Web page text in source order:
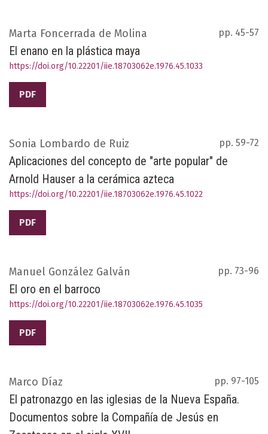
Marta Foncerrada de Molina pp. 45-57
El enano en la plástica maya
https://doi.org/10.22201/iie.18703062e.1976.45.1033
PDF
Sonia Lombardo de Ruiz pp. 59-72
Aplicaciones del concepto de "arte popular" de
Arnold Hauser a la cerámica azteca
https://doi.org/10.22201/iie.18703062e.1976.45.1022
PDF
Manuel González Galván pp. 73-96
El oro en el barroco
https://doi.org/10.22201/iie.18703062e.1976.45.1035
PDF
Marco Díaz pp. 97-105
El patronazgo en las iglesias de la Nueva España.
Documentos sobre la Compañía de Jesús en